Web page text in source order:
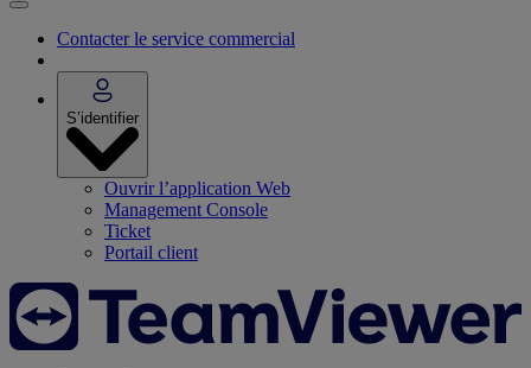
Contacter le service commercial
S’identifier
Ouvrir l’application Web
Management Console
Ticket
Portail client